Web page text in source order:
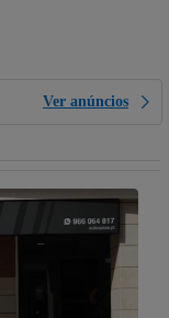
Ver anúncios